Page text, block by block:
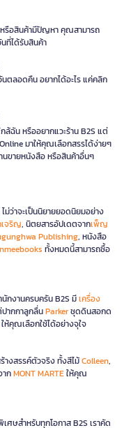
หรือสินค้ามีปัญหา คุณสามารถ
ที่ได้รับสินค้า
ตลอดคืน อยากได้อะไร แค่คลิก
ล้ฉัน หรืออยากแวะร้าน B2S แต่
มาให้คุณเลือกสรรได้ง่ายๆ
ขายหนังสือ หรือสินค้าอื่นๆ
ว่าจะเป็นนิยายยอดนิยมอย่าง
จริญ, นิตยสารอัปเดตจากเพ็ญ
Publishing, หนังสือ
ทั้งหมดนี้สามารถซื้อ
กงานครบครัน B2S มีเครื่อง
ากกาลูกลื่นParkerชุดดินสอกด
ให้คุณเลือกใช้ได้อย่างจุใจ
างสรรค์ตัวจริง ทั้งสีไม้Colleen,
กMONT MARTEให้คุณ
ษสำหรับทุกโอกาส B2S เราคัด